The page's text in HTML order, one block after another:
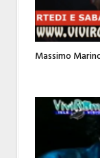
Massimo